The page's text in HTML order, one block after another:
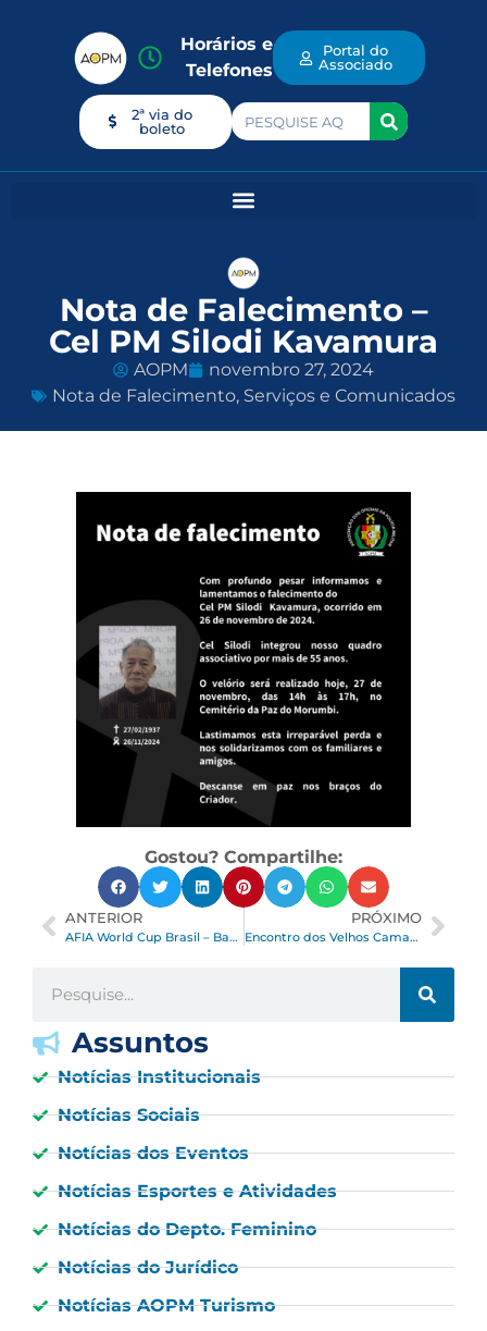
Horários e
Telefones
Portal do
Associado
2ª via do
boleto
Nota de Falecimento –
Cel PM Silodi Kavamura
AOPM
novembro 27, 2024
Nota de Falecimento, Serviços e Comunicados
Gostou? Compartilhe:
ANTERIOR
AFIA World Cup Brasil – Bahia 2024
PRÓXIMO
Encontro dos Velhos Camaradas – Novembro
Assuntos
Notícias Institucionais
Notícias Sociais
Notícias dos Eventos
Notícias Esportes e Atividades
Notícias do Depto. Feminino
Notícias do Jurídico
Notícias AOPM Turismo